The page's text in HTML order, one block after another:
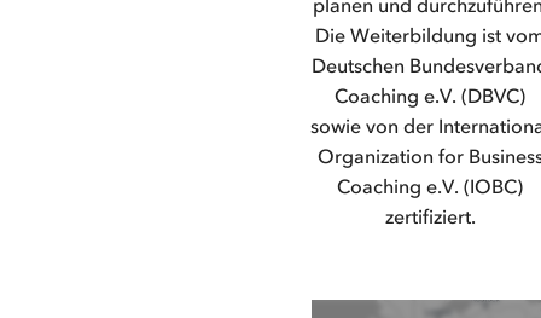
Die Weiterbildung ist
Deutschen
Coaching e.V. (DBVC)
sowie von der
Organization for
Coaching e.V. (IOBC)
zertifiziert.